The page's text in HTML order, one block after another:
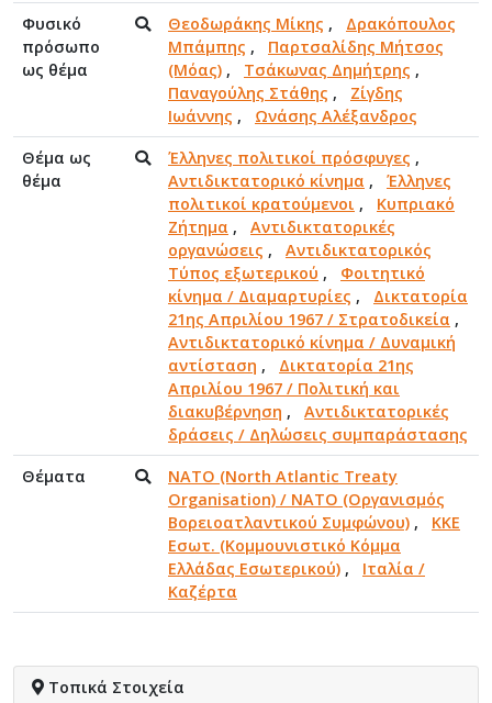
Φυσικό
πρόσωπο
ως θέμα
Θεοδωράκης Μίκης , Δρακόπουλος
Μπάμπης , Παρτσαλίδης Μήτσος
(Μόας) , Τσάκωνας Δημήτρης ,
Παναγούλης Στάθης , Ζίγδης
Ιωάννης , Ωνάσης Αλέξανδρος
Θέμα ως
θέμα
Έλληνες πολιτικοί πρόσφυγες ,
Αντιδικτατορικό κίνημα , Έλληνες
πολιτικοί κρατούμενοι , Κυπριακό
Ζήτημα , Αντιδικτατορικές
οργανώσεις , Αντιδικτατορικός
Τύπος εξωτερικού , Φοιτητικό
κίνημα / Διαμαρτυρίες , Δικτατορία
21ης Απριλίου 1967 / Στρατοδικεία ,
Αντιδικτατορικό κίνημα / Δυναμική
αντίσταση , Δικτατορία 21ης
Απριλίου 1967 / Πολιτική και
διακυβέρνηση , Αντιδικτατορικές
δράσεις / Δηλώσεις συμπαράστασης
Θέματα
NATO (North Atlantic Treaty
Organisation) / NATO (Οργανισμός
Βορειοατλαντικού Συμφώνου) , ΚΚΕ
Εσωτ. (Κομμουνιστικό Κόμμα
Ελλάδας Εσωτερικού) , Ιταλία /
Καζέρτα
Τοπικά Στοιχεία